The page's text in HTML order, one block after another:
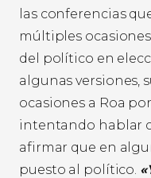
las conferencias
múltiples
del político en
algunas versiones,
ocasiones a Roa
intentando hablar
afirmar que en
puesto al político.